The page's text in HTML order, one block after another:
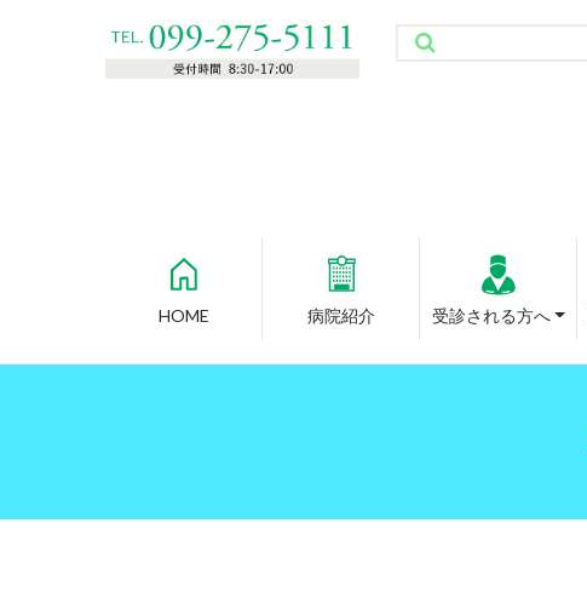
HOME 病院紹介 受診される方へ